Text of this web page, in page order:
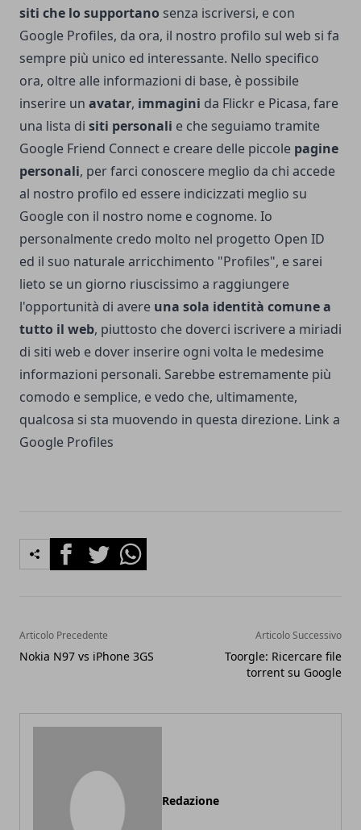
siti che lo supportano senza iscriversi, e con
Google Profiles, da ora, il nostro profilo sul web si fa
sempre più unico ed interessante. Nello specifico
ora, oltre alle informazioni di base, è possibile
inserire un avatar, immagini da Flickr e Picasa, fare
una lista di siti personali e che seguiamo tramite
Google Friend Connect e creare delle piccole pagine
personali, per farci conoscere meglio da chi accede
al nostro profilo ed essere indicizzati meglio su
Google con il nostro nome e cognome. Io
personalmente credo molto nel progetto Open ID
ed il suo naturale arricchimento "Profiles", e sarei
lieto se un giorno riuscissimo a raggiungere
l'opportunità di avere una sola identità comune a
tutto il web, piuttosto che doverci iscrivere a miriadi
di siti web e dover inserire ogni volta le medesime
informazioni personali. Sarebbe estremamente più
comodo e semplice, e vedo che, ultimamente,
qualcosa si sta muovendo in questa direzione. Link a
Google Profiles
FacebookTwitterWhatsapp
Articolo Precedente
Nokia N97 vs iPhone 3GS
Articolo Successivo
Toorgle: Ricercare file
torrent su Google
Redazione